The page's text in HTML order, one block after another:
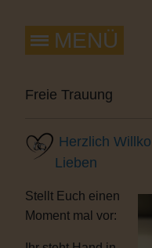
Freie Trauung
Herzlich
Lieben
Stellt Euch einen
Moment mal vor: